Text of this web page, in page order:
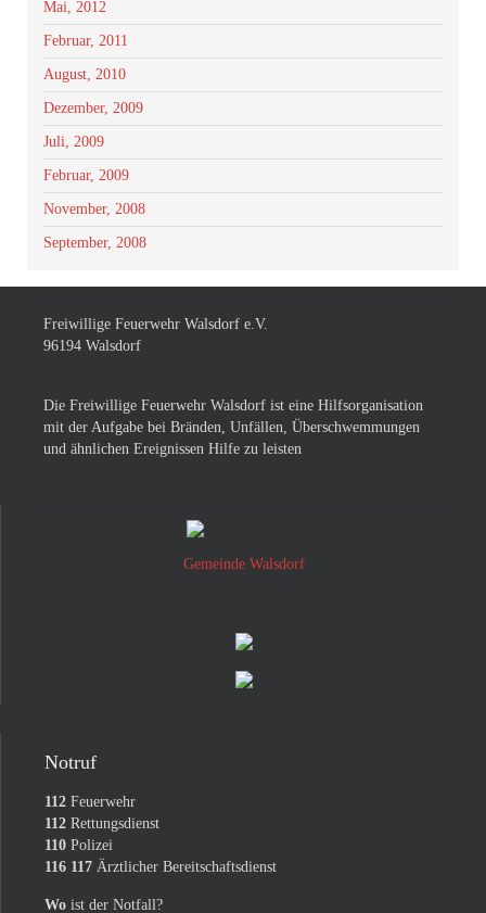
Mai, 2012
Februar, 2011
August, 2010
Dezember, 2009
Juli, 2009
Februar, 2009
November, 2008
September, 2008
Freiwillige Feuerwehr Walsdorf e.V.
96194 Walsdorf
Die Freiwillige Feuerwehr Walsdorf ist eine Hilfsorganisation
mit der Aufgabe bei Bränden, Unfällen, Überschwemmungen
und ähnlichen Ereignissen Hilfe zu leisten
Gemeinde Walsdorf
Notruf
112 Feuerwehr
112 Rettungsdienst
110 Polizei
116 117 Ärztlicher Bereitschaftsdienst
Wo ist der Notfall?